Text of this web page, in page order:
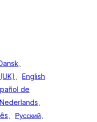
English
de
Nederlands
Русский